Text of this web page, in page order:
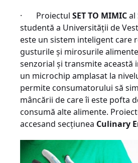
· Proiectul SET TO MIMICal
studentă a Universității de
este un sistem inteligent care
gusturile și mirosurile
senzorial și transmite această
un microchip amplasat la
permite consumatorului să
mâncării de care îi este pofta
consumă alte alimente.
accesand secțiunea Culinary